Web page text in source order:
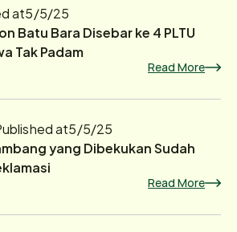
at5/5/25
Batu Bara Disebar ke 4 PLTU
Tak Padam
Read More
at5/5/25
yang Dibekukan Sudah
Read More